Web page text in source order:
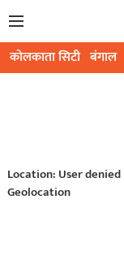
कोलकाता सिटी बंगाल
Location: User denied
Geolocation